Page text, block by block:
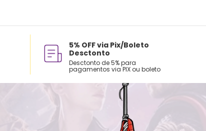
5% OFF via Pix/Boleto
Desctonto
Desctonto de 5% para
pagamentos via PIX ou boleto